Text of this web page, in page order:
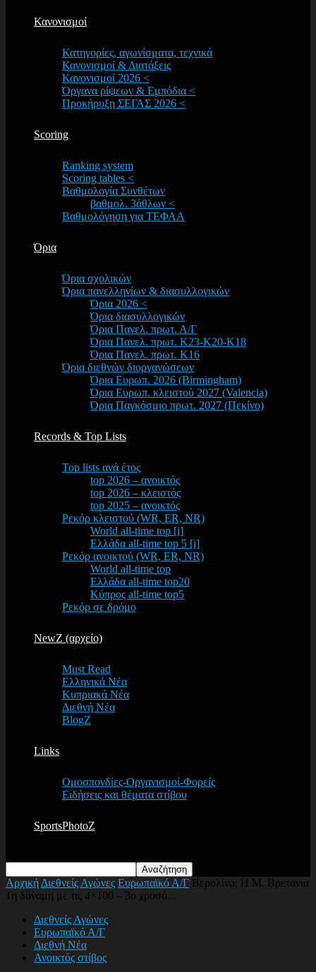
Κανονισμοί
Κατηγορίες, αγωνίσματα, τεχνικά
Κανονισμοί & Διατάξεις
Κανονισμοί 2026 <
Όργανα ρίψεων & Εμπόδια <
Προκήρυξη ΣΕΓΑΣ 2026 <
Scoring
Ranking system
Scoring tables <
Βαθμολογία Συνθέτων
βαθμολ. 3άθλων <
Βαθμολόγηση για ΤΕΦΑΑ
Όρια
Όρια σχολικών
Όρια πανελληνίων & διασυλλογικών
Όρια 2026 <
Όρια διασυλλογικών
Όρια Πανελ. πρωτ. Α/Γ
Όρια Πανελ. πρωτ. Κ23-Κ20-Κ18
Όρια Πανελ. πρωτ. Κ16
Όρια διεθνών διοργανώσεων
Όρια Ευρωπ. 2026 (Birmingham)
Όρια Ευρωπ. κλειστού 2027 (Valencia)
Όρια Παγκόσμιο πρωτ. 2027 (Πεκίνο)
Records & Top Lists
Top lists ανά έτος
top 2026 – ανοικτός
top 2026 – κλειστός
top 2025 – ανοικτός
Ρεκόρ κλειστού (WR, ER, NR)
World all-time top [i]
Ελλάδα all-time top 5 [i]
Ρεκόρ ανοικτού (WR, ER, NR)
World all-time top
Ελλάδα all-time top20
Κύπρος all-time top5
Ρεκόρ σε δρόμο
NewZ (αρχείο)
Must Read
Ελληνικά Νέα
Κυπριακά Νέα
Διεθνή Νέα
BlogZ
Links
Ομοσπονδίες-Οργανισμοί-Φορείς
Ειδήσεις και θέματα στίβου
SportsPhotoZ
Αρχική Διεθνείς Αγώνες Ευρωπαϊκό Α/Γ Βερολίνο: Η Μ. Βρετανια
1η δύναμη με τις 4×100 – 3ο χρυσό...
Διεθνείς Αγώνες
Ευρωπαϊκό Α/Γ
Διεθνή Νέα
Ανοικτός στίβος